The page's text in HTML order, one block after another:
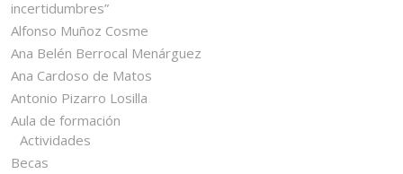
incertidumbres”
Alfonso Muñoz Cosme
Ana Belén Berrocal Menárguez
Ana Cardoso de Matos
Antonio Pizarro Losilla
Aula de formación
Actividades
Becas